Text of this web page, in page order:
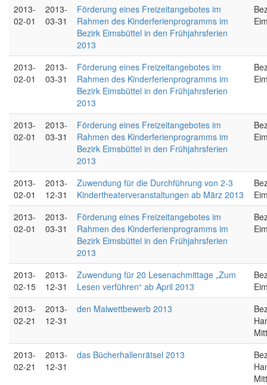
2013-
02-01
2013-
03-31
Förderung eines Freizeitangebotes im
Rahmen des Kinderferienprogramms im
Bezirk Eimsbüttel in den Frühjahrsferien
2013
2013-
02-01
2013-
03-31
Förderung eines Freizeitangebotes im
Rahmen des Kinderferienprogramms im
Bezirk Eimsbüttel in den Frühjahrsferien
2013
2013-
02-01
2013-
03-31
Förderung eines Freizeitangebotes im
Rahmen des Kinderferienprogramms im
Bezirk Eimsbüttel in den Frühjahrsferien
2013
2013-
02-01
2013-
12-31
Zuwendung für die Durchführung von 2-3
Kindertheaterveranstaltungen ab März 2013
2013-
02-01
2013-
03-31
Förderung eines Freizeitangebotes im
Rahmen des Kinderferienprogramms im
Bezirk Eimsbüttel in den Frühjahrsferien
2013
2013-
02-15
2013-
12-31
Zuwendung für 20 Lesenachmittage „Zum
Lesen verführen“ ab April 2013
2013-
02-21
2013-
12-31
den Malwettbewerb 2013
2013-
02-21
2013-
12-31
das Bücherhallenrätsel 2013